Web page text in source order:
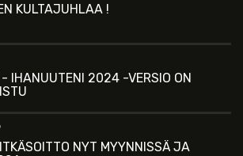
KULTAJUHLAA !
IHANUUTENI 2024 -VERSIO ON
NYT MYYNNISSÄ JA